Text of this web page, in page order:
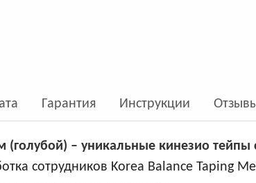
Гарантия Инструкции
(голубой) – уникальные кинезио
сотрудников Korea Balance Taping